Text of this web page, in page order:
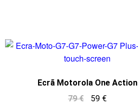
Ecrã Motorola One Action
79€ 59 €